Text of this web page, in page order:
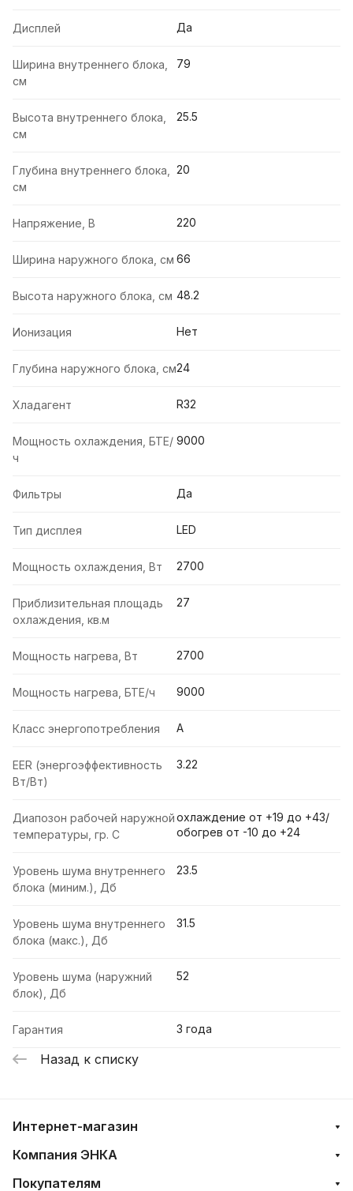
Дисплей Да
Ширина внутреннего блока,
см
79
Высота внутреннего блока,
см
25.5
Глубина внутреннего блока,
см
20
Напряжение, В 220
Ширина наружного блока, см 66
Высота наружного блока, см 48.2
Ионизация Нет
Глубина наружного блока, см24
Хладагент R32
Мощность охлаждения, БТЕ/
ч
9000
Фильтры Да
Тип дисплея LED
Мощность охлаждения, Вт 2700
Приблизительная площадь
охлаждения, кв.м
27
Мощность нагрева, Вт 2700
Мощность нагрева, БТЕ/ч 9000
Класс энергопотребления A
EER (энергоэффективность
Вт/Вт)
3.22
Диапозон рабочей наружной
температуры, гр. С
охлаждение от +19 до +43/
обогрев от -10 до +24
Уровень шума внутреннего
блока (миним.), Дб
23.5
Уровень шума внутреннего
блока (макс.), Дб
31.5
Уровень шума (наружний
блок), Дб
52
Гарантия 3 года
Назад к списку
Интернет-магазин
Компания ЭНКА
Покупателям